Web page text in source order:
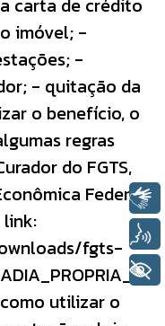
carta de crédito
imóvel; -
-
- quitação da
o benefício, o
regras
do FGTS,
Federal
link:
fgts-
utilizar o
Libras
Acessibilidade